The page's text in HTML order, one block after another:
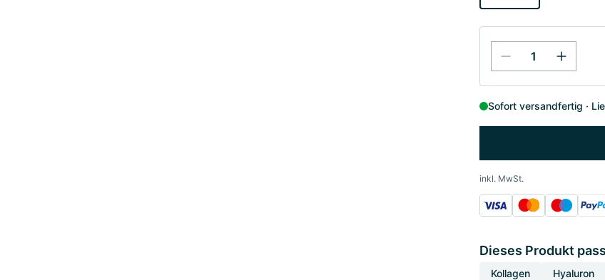
Sofort versandfertig
inkl. MwSt.
Dieses Produkt
Kollagen Hyaluron